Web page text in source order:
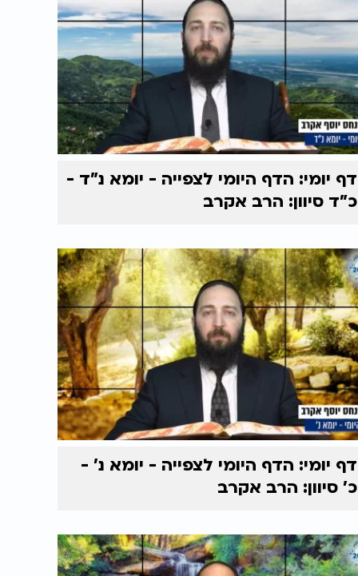
דף יומי: הדף היומי לצפייה - יומא נ"ד -
כ"ד סיוון: הרב אקרב
דף יומי: הדף היומי לצפייה - יומא נ’ -
כ’ סיוון: הרב אקרב